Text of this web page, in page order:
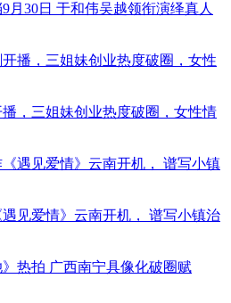
9月30日 于和伟吴越领衔演绎真人
播，三姐妹创业热度破圈，女性情
见爱情》云南开机， 谱写小镇治